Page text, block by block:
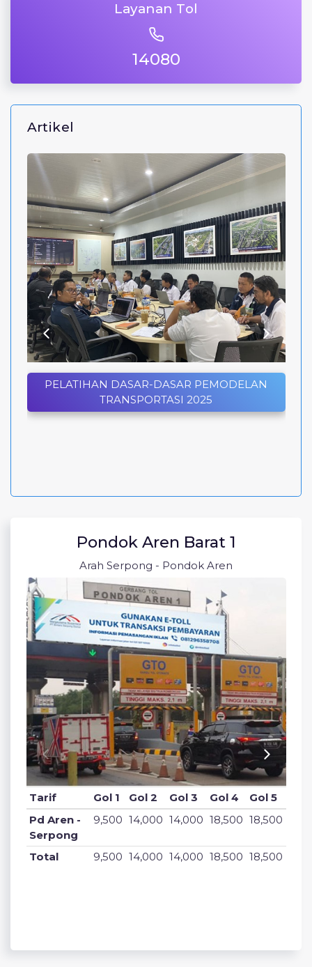
Layanan Tol
14080
Artikel
PELATIHAN DASAR-DASAR PEMODELAN
TRANSPORTASI 2025
Pondok Aren Barat 1
Arah Serpong - Pondok Aren
Tarif Gol 1 Gol 2 Gol 3 Gol 4
Gol 5
Pd Aren -
Serpong
9,500 14,000 14,000 18,500 18,500
Total 9,500 14,000 14,000 18,500 18,500